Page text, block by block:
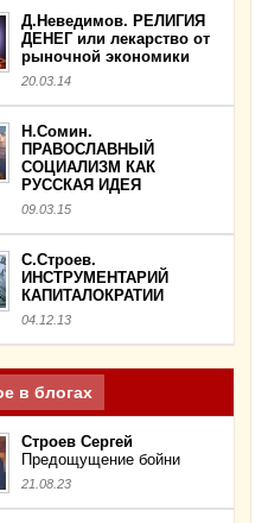
Д.Неведимов. РЕЛИГИЯ
ДЕНЕГ или лекарство от
рыночной экономики
20.03.14
Н.Сомин.
ПРАВОСЛАВНЫЙ
СОЦИАЛИЗМ КАК
РУССКАЯ ИДЕЯ
09.03.15
С.Строев.
ИНСТРУМЕНТАРИЙ
КАПИТАЛОКРАТИИ
04.12.13
в блогах
Строев Сергей
Предощущение бойни
21.08.23